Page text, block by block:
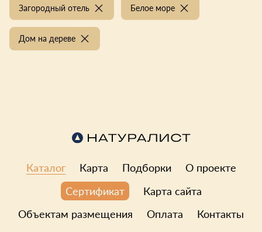
Загородный отель Белое море
Дом на дереве
Каталог Карта Подборки
О проекте
Сертификат
Карта сайта
Объектам размещения
Оплата Контакты